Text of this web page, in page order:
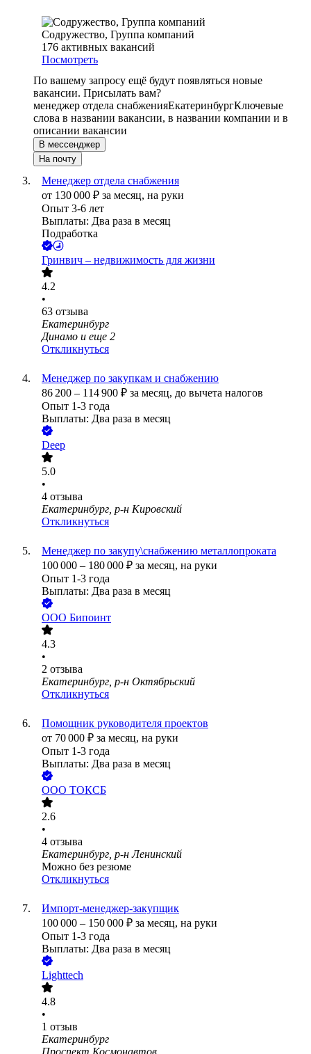
Содружество, Группа компаний
176 активных вакансий
Посмотреть
По вашему запросу ещё будут появляться новые
вакансии. Присылать вам?
менеджер отдела снабженияЕкатеринбургКлючевые
слова в названии вакансии, в названии компании и в
описании вакансии
В мессенджер
На почту
Менеджер отдела снабжения
от 130 000 ₽ за месяц, на руки
Опыт 3-6 лет
Выплаты: Два раза в месяц
Подработка
Гринвич – недвижимость для жизни
4.2
•
63 отзыва
Екатеринбург
Динамо и еще 2
Откликнуться
Менеджер по закупкам и снабжению
86 200 – 114 900 ₽ за месяц, до вычета налогов
Опыт 1-3 года
Выплаты: Два раза в месяц
Deep
5.0
•
4 отзыва
Екатеринбург, р-н Кировский
Откликнуться
Менеджер по закупу\снабжению металлопроката
100 000 – 180 000 ₽ за месяц, на руки
Опыт 1-3 года
Выплаты: Два раза в месяц
ООО Бипоинт
4.3
•
2 отзыва
Екатеринбург, р-н Октябрьский
Откликнуться
Помощник руководителя проектов
от 70 000 ₽ за месяц, на руки
Опыт 1-3 года
Выплаты: Два раза в месяц
ООО ТОКСБ
2.6
•
4 отзыва
Екатеринбург, р-н Ленинский
Можно без резюме
Откликнуться
Импорт-менеджер-закупщик
100 000 – 150 000 ₽ за месяц, на руки
Опыт 1-3 года
Выплаты: Два раза в месяц
Lighttech
4.8
•
1 отзыв
Екатеринбург